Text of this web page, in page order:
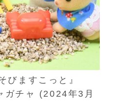
びますこっと』
ガチャ (2024年3月